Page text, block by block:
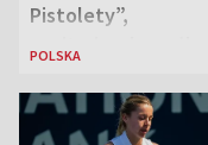
Pistolety”,
sanitariuszka pułku
POLSKA